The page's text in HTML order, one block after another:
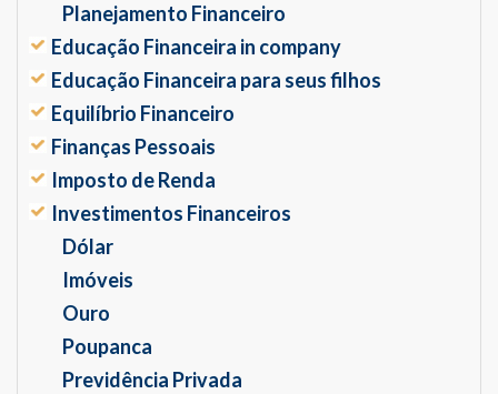
Planejamento Financeiro
Educação Financeira in company
Educação Financeira para seus filhos
Equilíbrio Financeiro
Finanças Pessoais
Imposto de Renda
Investimentos Financeiros
Dólar
Imóveis
Ouro
Poupanca
Previdência Privada